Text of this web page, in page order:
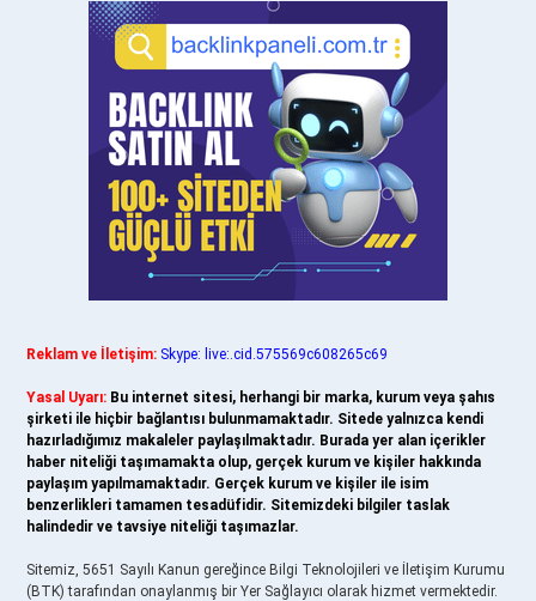
Reklam ve İletişim: Skype: live:.cid.575569c608265c69
Yasal Uyarı: Bu internet sitesi, herhangi bir marka, kurum veya şahıs
şirketi ile hiçbir bağlantısı bulunmamaktadır. Sitede yalnızca kendi
hazırladığımız makaleler paylaşılmaktadır. Burada yer alan içerikler
haber niteliği taşımamakta olup, gerçek kurum ve kişiler hakkında
paylaşım yapılmamaktadır. Gerçek kurum ve kişiler ile isim
benzerlikleri tamamen tesadüfidir. Sitemizdeki bilgiler taslak
halindedir ve tavsiye niteliği taşımazlar.
Sitemiz, 5651 Sayılı Kanun gereğince Bilgi Teknolojileri ve İletişim Kurumu
(BTK) tarafından onaylanmış bir Yer Sağlayıcı olarak hizmet vermektedir.